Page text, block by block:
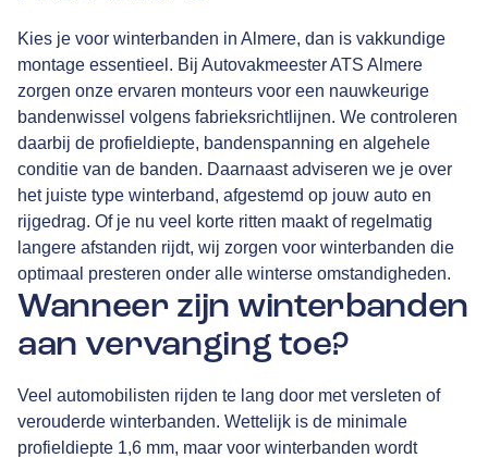
Kies je voor winterbanden in Almere, dan is vakkundige
montage essentieel. Bij Autovakmeester ATS Almere
zorgen onze ervaren monteurs voor een nauwkeurige
bandenwissel volgens fabrieksrichtlijnen. We controleren
daarbij de profieldiepte, bandenspanning en algehele
conditie van de banden. Daarnaast adviseren we je over
het juiste type winterband, afgestemd op jouw auto en
rijgedrag. Of je nu veel korte ritten maakt of regelmatig
langere afstanden rijdt, wij zorgen voor winterbanden die
optimaal presteren onder alle winterse omstandigheden.
Wanneer zijn winterbanden
aan vervanging toe?
Veel automobilisten rijden te lang door met versleten of
verouderde winterbanden. Wettelijk is de minimale
profieldiepte 1,6 mm, maar voor winterbanden wordt